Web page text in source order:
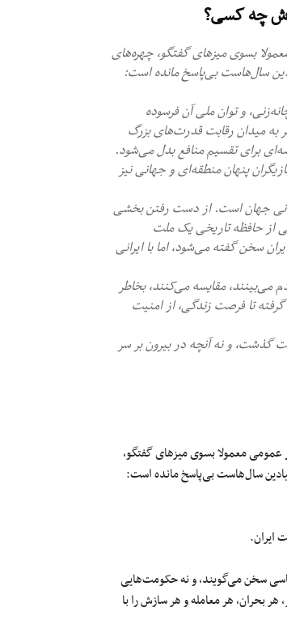
چه کسی؟
بسوی میزهای گفتگو، چهره‌های
سال‌هاست بی‌پاسخ مانده است:
و توان ملی آن فرسوده
میدان رقابت قدرت‌های بزرگ
برای تقسیم منافع بدل می‌شود.
پنهان منطقه‌ای و جهانی نیز
جهان است. از دست رفتن بخشی
از حافظه تاریخی یک ملت
سخن گفته می‌شود، اما با ایرانی
مقایسه می‌کنند، بخاطر
تا فرصت زندگی، از امنیت
گذشت، و نه آنچه در بیرون بر سر
عمومی معمولا بسوی میزهای گفتگو،
سال‌هاست بی‌پاسخ مانده است:
ایران.
سخن می‌گویند، و نه حکومت‌هایی
بحران، هر معامله و هر سازش را با